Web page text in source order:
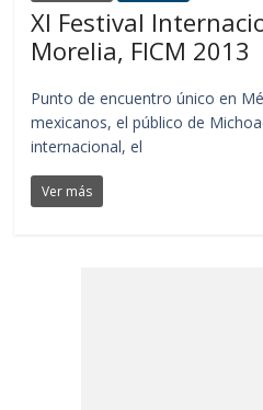
XI Festival
Morelia, FICM 2013
Punto de encuentro único en
mexicanos, el público de
internacional, el
Ver más